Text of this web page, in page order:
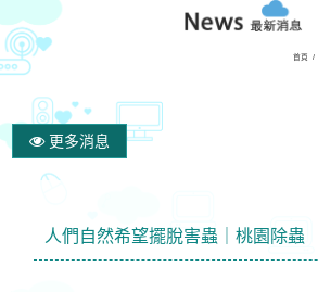
首頁 /
更多消息
人們自然希望擺脫害蟲｜桃園除蟲